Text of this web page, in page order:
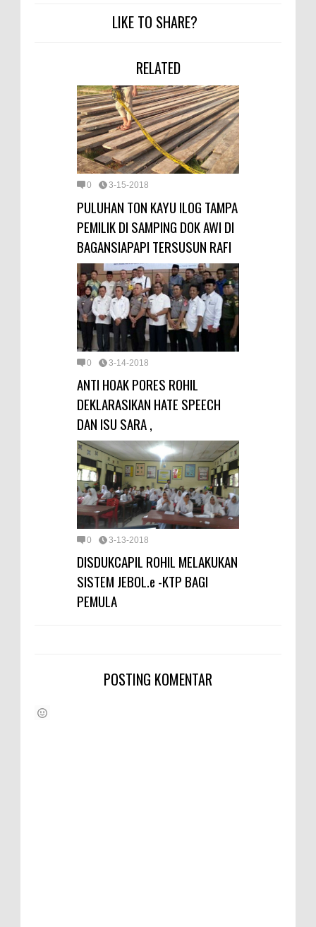
LIKE TO SHARE?
RELATED
0 3-15-2018
PULUHAN TON KAYU ILOG TAMPA
PEMILIK DI SAMPING DOK AWI DI
BAGANSIAPAPI TERSUSUN RAFI
0 3-14-2018
ANTI HOAK PORES ROHIL
DEKLARASIKAN HATE SPEECH
DAN ISU SARA ,
0 3-13-2018
DISDUKCAPIL ROHIL MELAKUKAN
SISTEM JEBOL.e -KTP BAGI
PEMULA
POSTING KOMENTAR